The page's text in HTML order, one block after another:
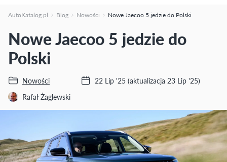
AutoKatalog.pl Blog Nowości Nowe Jaecoo 5 jedzie do Polski
Nowe Jaecoo 5 jedzie do
Polski
Nowości
Rafał Żaglewski
22 Lip '25 (aktualizacja 23 Lip '25)